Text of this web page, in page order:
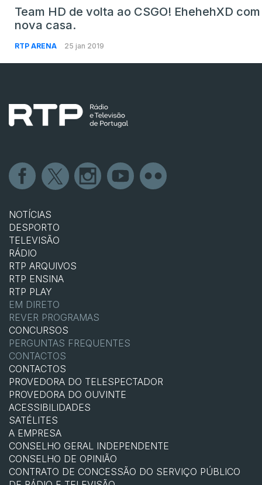
Team HD de volta ao CSGO! EhehehXD com
nova casa.
RTP ARENA 25 jan 2019
NOTÍCIAS
DESPORTO
TELEVISÃO
RÁDIO
RTP ARQUIVOS
RTP ENSINA
RTP PLAY
EM DIRETO
REVER PROGRAMAS
CONCURSOS
PERGUNTAS FREQUENTES
CONTACTOS
CONTACTOS
PROVEDORA DO TELESPECTADOR
PROVEDORA DO OUVINTE
ACESSIBILIDADES
SATÉLITES
A EMPRESA
CONSELHO GERAL INDEPENDENTE
CONSELHO DE OPINIÃO
CONTRATO DE CONCESSÃO DO SERVIÇO PÚBLICO